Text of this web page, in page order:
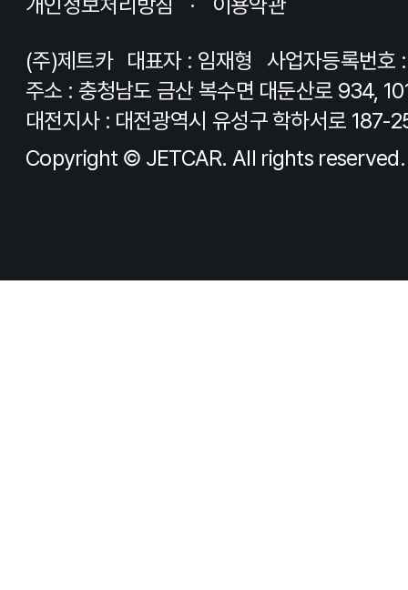
(주)제트카 대표자 : 임재형
사업자등록번
주소 : 충청남도 금산 복수면 대둔산로 934,
대전지사 : 대전광역시 유성구 학하서로 187-
Copyright © JETCAR. All rights reserved.